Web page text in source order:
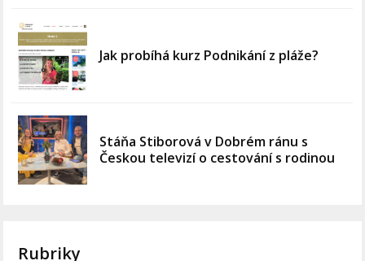
Jak probíhá kurz Podnikání z pláže?
Stáňa Stiborová v Dobrém ránu s
Českou televizí o cestování s rodinou
Rubriky